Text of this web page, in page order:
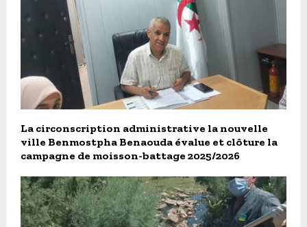
La circonscription administrative la nouvelle
ville Benmostpha Benaouda évalue et clôture la
campagne de moisson-battage 2025/2026